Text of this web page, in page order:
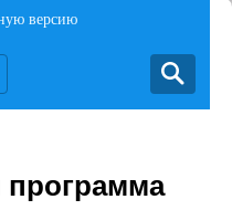
версию
программа